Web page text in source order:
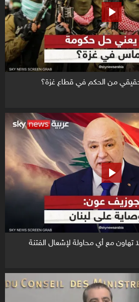
من الحكم في قطاع غزة؟
تهاون مع أي محاولة لإشعال الفتنة